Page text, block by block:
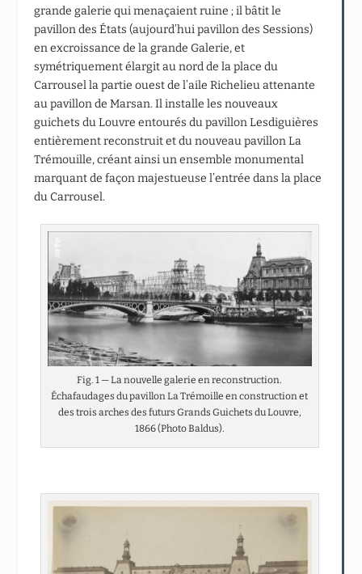
grande galerie qui menaçaient ruine ; il bâtit le
pavillon des États (aujourd’hui pavillon des Sessions)
en excroissance de la grande Galerie, et
symétriquement élargit au nord de la place du
Carrousel la partie ouest de l’aile Richelieu attenante
au pavillon de Marsan. Il installe les nouveaux
guichets du Louvre entourés du pavillon Lesdiguières
entièrement reconstruit et du nouveau pavillon La
Trémouille, créant ainsi un ensemble monumental
marquant de façon majestueuse l’entrée dans la place
du Carrousel.
Fig. 1 — La nouvelle galerie en reconstruction.
Échafaudages du pavillon La Trémoille en construction et
des trois arches des futurs Grands Guichets du Louvre,
1866 (Photo Baldus).